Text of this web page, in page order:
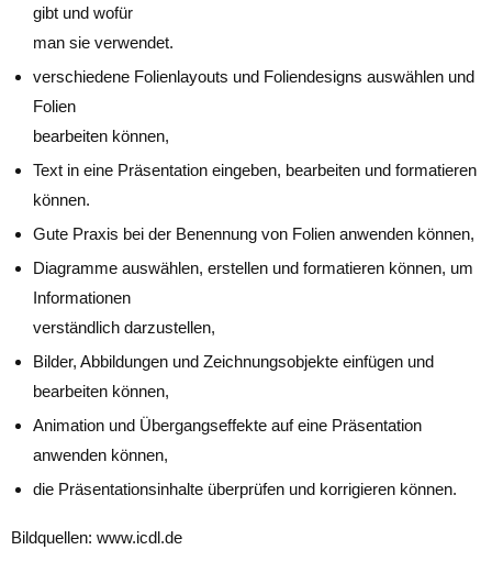
gibt und wofür
man sie verwendet.
verschiedene Folienlayouts und Foliendesigns auswählen und
Folien
bearbeiten können,
Text in eine Präsentation eingeben, bearbeiten und formatieren
können.
Gute Praxis bei der Benennung von Folien anwenden können,
Diagramme auswählen, erstellen und formatieren können, um
Informationen
verständlich darzustellen,
Bilder, Abbildungen und Zeichnungsobjekte einfügen und
bearbeiten können,
Animation und Übergangseffekte auf eine Präsentation
anwenden können,
die Präsentationsinhalte überprüfen und korrigieren können.
Bildquellen: www.icdl.de